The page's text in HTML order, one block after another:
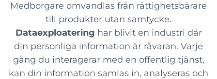
Medborgare omvandlas från rättighetsbärare
till produkter utan samtycke.
Dataexploatering har blivit en industri där
din personliga information är råvaran. Varje
gång du interagerar med en offentlig tjänst,
kan din information samlas in, analyseras och